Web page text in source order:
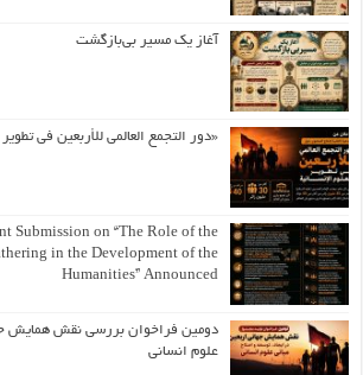
آغاز یک مسیر بی‌بازگشت
«دور التجمع العالمي للأربعين في تطوير
Submission on “The Role of the
in the Development of the
Humanities” Announced
دومین فراخوان بررسی نقش همایش
علوم انسانی